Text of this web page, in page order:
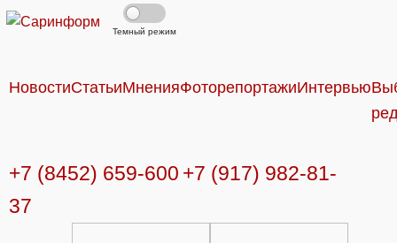
Темный режим
НовостиСтатьиМненияФоторепортажиИнтервью
+7 (8452) 659-600 +7 (917) 982-81-
37